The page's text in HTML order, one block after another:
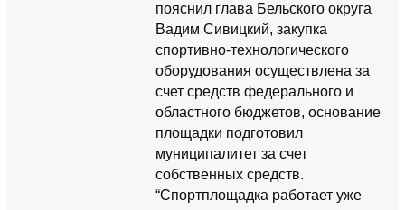
пояснил глава Бельского округа
Вадим Сивицкий, закупка
спортивно-технологического
оборудования осуществлена за
счет средств федерального и
областного бюджетов, основание
площадки подготовил
муниципалитет за счет
собственных средств.
“Спортплощадка работает уже